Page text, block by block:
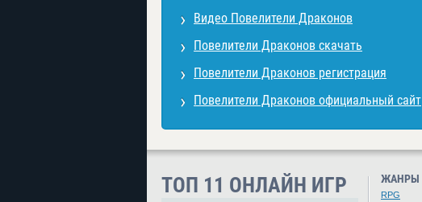
Видео Повелители Драконов
Повелители Драконов скачать
Повелители Драконов регистрация
Повелители Драконов официальный сайт
ТОП 11 ОНЛАЙН ИГР ЖАНРЫ
RPG